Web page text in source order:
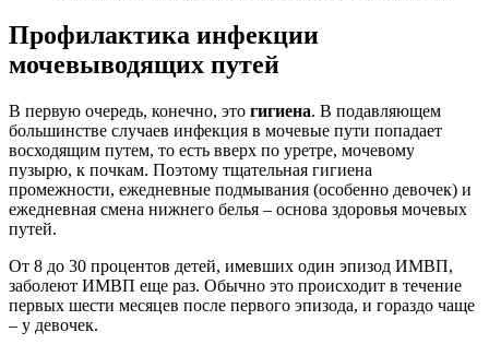
Профилактика инфекции
мочевыводящих путей
В первую очередь, конечно, это гигиена. В подавляющем
большинстве случаев инфекция в мочевые пути попадает
восходящим путем, то есть вверх по уретре, мочевому
пузырю, к почкам. Поэтому тщательная гигиена
промежности, ежедневные подмывания (особенно девочек) и
ежедневная смена нижнего белья – основа здоровья мочевых
путей.
От 8 до 30 процентов детей, имевших один эпизод ИМВП,
заболеют ИМВП еще раз. Обычно это происходит в течение
первых шести месяцев после первого эпизода, и гораздо чаще
– у девочек.